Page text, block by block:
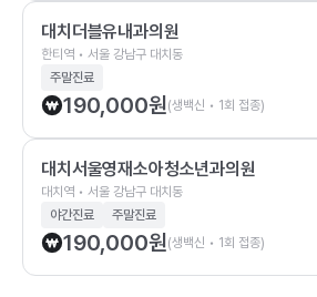
대치더블유내과의원
한티역 • 서울 강남구 대치동
주말진료
190,000원(생백신 • 1회 접종)
대치서울영재소아청소년과의원
대치역 • 서울 강남구 대치동
야간진료
주말진료
190,000원(생백신 • 1회 접종)